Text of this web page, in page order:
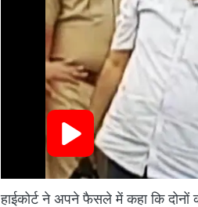
हाईकोर्ट ने अपने फैसले में कहा कि दोनों